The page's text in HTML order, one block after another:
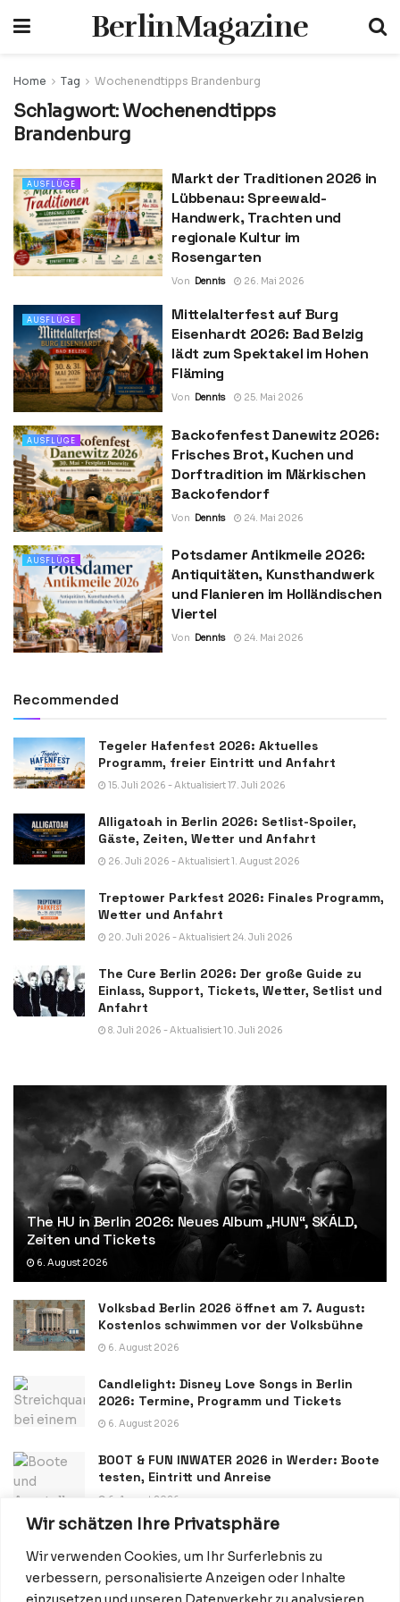
Wir schätzen Ihre Privatsphäre
Wir verwenden Cookies, um Ihr Surferlebnis zu
verbessern, personalisierte Anzeigen oder Inhalte
BerlinMagazine
Home Tag Wochenendtipps Brandenburg
Schlagwort:Wochenendtipps
Brandenburg
AUSFLÜGE
Markt der Traditionen 2026 in
Lübbenau: Spreewald-
Handwerk, Trachten und
regionale Kultur im
Rosengarten
Von Dennis 26. Mai 2026
AUSFLÜGE
Mittelalterfest auf Burg
Eisenhardt 2026: Bad Belzig
lädt zum Spektakel im Hohen
Fläming
Von Dennis 25. Mai 2026
AUSFLÜGE
Backofenfest Danewitz 2026:
Frisches Brot, Kuchen und
Dorftradition im Märkischen
Backofendorf
Von Dennis 24. Mai 2026
AUSFLÜGE
Potsdamer Antikmeile 2026:
Antiquitäten, Kunsthandwerk
und Flanieren im Holländischen
Viertel
Von Dennis 24. Mai 2026
Recommended
Tegeler Hafenfest 2026: Aktuelles
Programm, freier Eintritt und Anfahrt
15. Juli 2026 - Aktualisiert 17. Juli 2026
Alligatoah in Berlin 2026: Setlist-Spoiler,
Gäste, Zeiten, Wetter und Anfahrt
26. Juli 2026 - Aktualisiert 1. August 2026
Treptower Parkfest 2026: Finales Programm,
Wetter und Anfahrt
20. Juli 2026 - Aktualisiert 24. Juli 2026
The Cure Berlin 2026: Der große Guide zu
Einlass, Support, Tickets, Wetter, Setlist und
Anfahrt
8. Juli 2026 - Aktualisiert 10. Juli 2026
The HU in Berlin 2026: Neues Album „HUN“, SKÁLD,
Zeiten und Tickets
6. August 2026
Volksbad Berlin 2026 öffnet am 7. August:
Kostenlos schwimmen vor der Volksbühne
6. August 2026
Candlelight: Disney Love Songs in Berlin
2026: Termine, Programm und Tickets
6. August 2026
BOOT & FUN INWATER 2026 in Werder: Boote
testen, Eintritt und Anreise
6. August 2026